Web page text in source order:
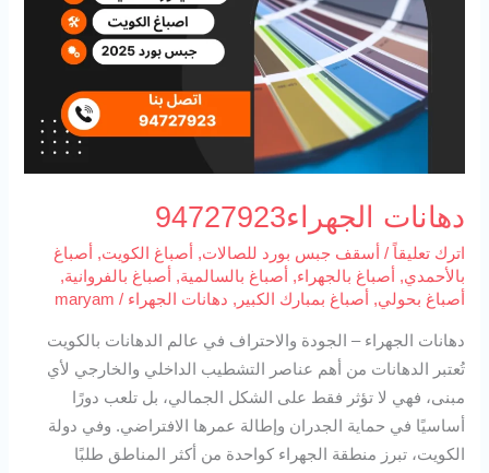
دهانات الجهراء94727923
اترك تعليقاً / أسقف جبس بورد للصالات, أصباغ الكويت,
أصباغ
بالأحمدي, أصباغ بالجهراء, أصباغ بالسالمية, أصباغ بالفروانية,
أصباغ بحولي, أصباغ بمبارك الكبير , دهانات الجهراء /
maryam
دهانات الجهراء – الجودة والاحتراف في عالم الدهانات بالكويت
تُعتبر الدهانات من أهم عناصر التشطيب الداخلي والخارجي لأي
مبنى، فهي لا تؤثر فقط على الشكل الجمالي، بل تلعب دورًا
أساسيًا في حماية الجدران وإطالة عمرها الافتراضي. وفي دولة
الكويت، تبرز منطقة الجهراء كواحدة من أكثر المناطق طلبًا